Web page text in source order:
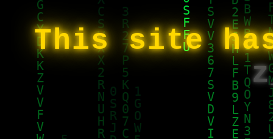
This site